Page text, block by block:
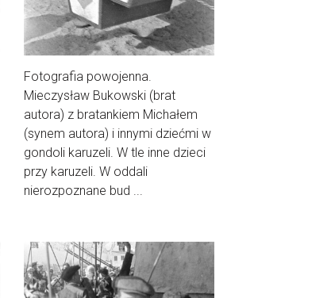
Fotografia powojenna.
Mieczysław Bukowski (brat
autora) z bratankiem Michałem
(synem autora) i innymi dziećmi w
gondoli karuzeli. W tle inne dzieci
przy karuzeli. W oddali
nierozpoznane bud ...